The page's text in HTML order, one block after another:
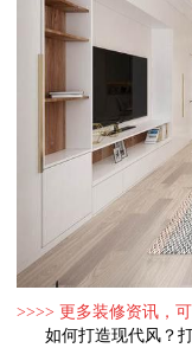
>>>> 更多装修资讯，
如何打造现代风？打